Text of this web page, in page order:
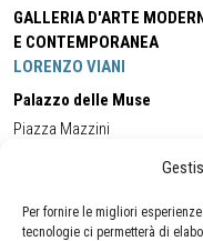
Per fornire le migliori
tecnologie ci permetterà di
GALLERIA D'ARTE
E CONTEMPORANEA
LORENZO VIANI
Palazzo delle Muse
Piazza Mazzini
Cell:
Tel:
+39 0584 944580
(orario
Email: